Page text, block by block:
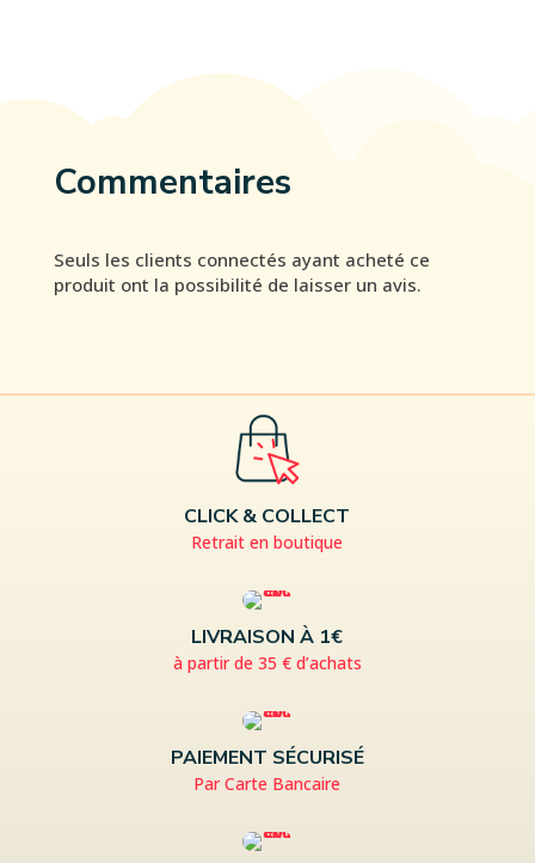
Commentaires
Seuls les clients connectés ayant acheté ce
produit ont la possibilité de laisser un avis.
CLICK & COLLECT
Retrait en boutique
LIVRAISON À 1€
à partir de 35 € d’achats
PAIEMENT SÉCURISÉ
Par Carte Bancaire